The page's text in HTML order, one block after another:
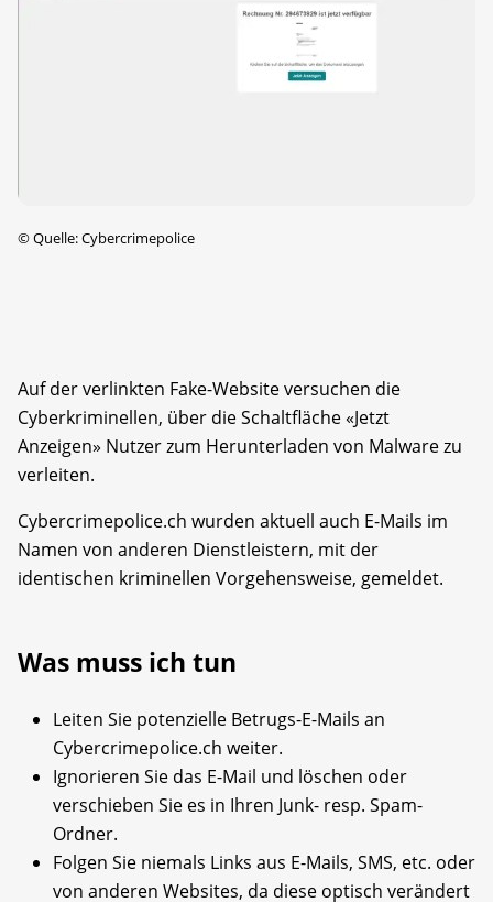
©Quelle: Cybercrimepolice
Auf der verlinkten Fake-Website versuchen die
Cyberkriminellen, über die Schaltfläche «Jetzt
Anzeigen» Nutzer zum Herunterladen von Malware zu
verleiten.
Cybercrimepolice.ch wurden aktuell auch E-Mails im
Namen von anderen Dienstleistern, mit der
identischen kriminellen Vorgehensweise, gemeldet.
Was muss ich tun
Leiten Sie potenzielle Betrugs-E-Mails an
Cybercrimepolice.ch weiter.
Ignorieren Sie das E-Mail und löschen oder
verschieben Sie es in Ihren Junk- resp. Spam-
Ordner.
Folgen Sie niemals Links aus E-Mails, SMS, etc. oder
von anderen Websites, da diese optisch verändert